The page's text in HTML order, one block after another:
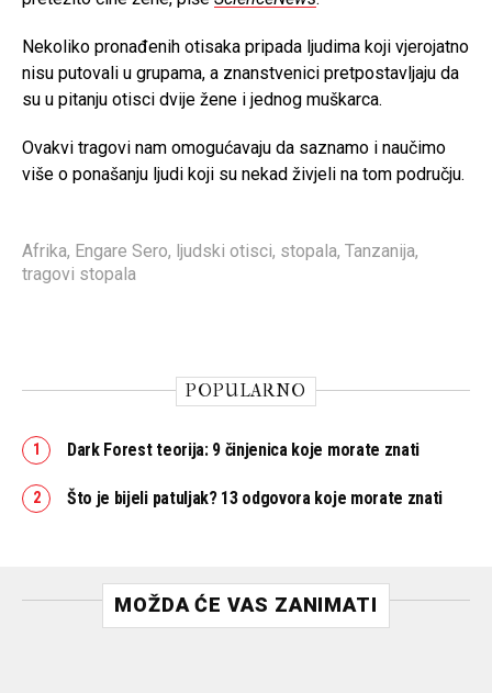
Nekoliko pronađenih otisaka pripada ljudima koji vjerojatno
nisu putovali u grupama, a znanstvenici pretpostavljaju da
su u pitanju otisci dvije žene i jednog muškarca.
Ovakvi tragovi nam omogućavaju da saznamo i naučimo
više o ponašanju ljudi koji su nekad živjeli na tom području.
Afrika, Engare Sero, ljudski otisci, stopala, Tanzanija,
tragovi stopala
POPULARNO
Dark Forest teorija: 9 činjenica koje morate znati
Što je bijeli patuljak? 13 odgovora koje morate znati
MOŽDA ĆE VAS ZANIMATI